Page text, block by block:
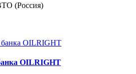
(Россия)
OILRIGHT